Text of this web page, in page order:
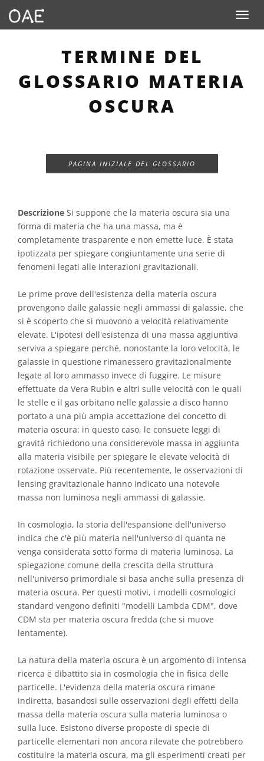
Toggle
TERMINE DEL
GLOSSARIO MATERIA
OSCURA
PAGINA INIZIALE DEL GLOSSARIO
Descrizione Si suppone che la materia oscura sia una
forma di materia che ha una massa, ma è
completamente trasparente e non emette luce. È stata
ipotizzata per spiegare congiuntamente una serie di
fenomeni legati alle interazioni gravitazionali.
Le prime prove dell'esistenza della materia oscura
provengono dalle galassie negli ammassi di galassie, che
si è scoperto che si muovono a velocità relativamente
elevate. L'ipotesi dell'esistenza di una massa aggiuntiva
serviva a spiegare perché, nonostante la loro velocità, le
galassie in questione rimanessero gravitazionalmente
legate al loro ammasso invece di fuggire. Le misure
effettuate da Vera Rubin e altri sulle velocità con le quali
le stelle e il gas orbitano nelle galassie a disco hanno
portato a una più ampia accettazione del concetto di
materia oscura: in questo caso, le consuete leggi di
gravità richiedono una considerevole massa in aggiunta
alla materia visibile per spiegare le elevate velocità di
rotazione osservate. Più recentemente, le osservazioni di
lensing gravitazionale hanno indicato una notevole
massa non luminosa negli ammassi di galassie.
In cosmologia, la storia dell'espansione dell'universo
indica che c'è più materia nell'universo di quanta ne
venga considerata sotto forma di materia luminosa. La
spiegazione comune della crescita della struttura
nell'universo primordiale si basa anche sulla presenza di
materia oscura. Per questi motivi, i modelli cosmologici
standard vengono definiti "modelli Lambda CDM", dove
CDM sta per materia oscura fredda (che si muove
lentamente).
La natura della materia oscura è un argomento di intensa
ricerca e dibattito sia in cosmologia che in fisica delle
particelle. L'evidenza della materia oscura rimane
indiretta, basandosi sulle osservazioni degli effetti della
massa della materia oscura sulla materia luminosa o
sulla luce. Esistono diverse proposte di specie di
particelle elementari non ancora rilevate che potrebbero
costituire la materia oscura, ma gli esperimenti creati per